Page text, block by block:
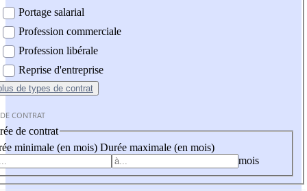
Portage salarial
Profession commerciale
Profession libérale
Reprise d'entreprise
de types de contrat
CONTRAT
de contrat
minimale (en mois) Durée maximale (en mois)
mois